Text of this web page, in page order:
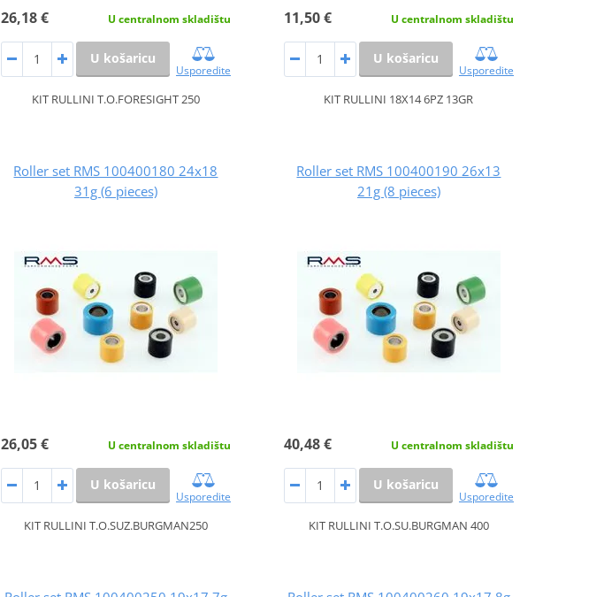
26,18 € U centralnom skladištu
U košaricu
Usporedite
KIT RULLINI T.O.FORESIGHT 250
11,50 € U centralnom skladištu
U košaricu
Usporedite
KIT RULLINI 18X14 6PZ 13GR
Roller set RMS 100400180 24x18
31g (6 pieces)
26,05 € U centralnom skladištu
U košaricu
Usporedite
KIT RULLINI T.O.SUZ.BURGMAN250
Roller set RMS 100400190 26x13
21g (8 pieces)
40,48 € U centralnom skladištu
U košaricu
Usporedite
KIT RULLINI T.O.SU.BURGMAN 400